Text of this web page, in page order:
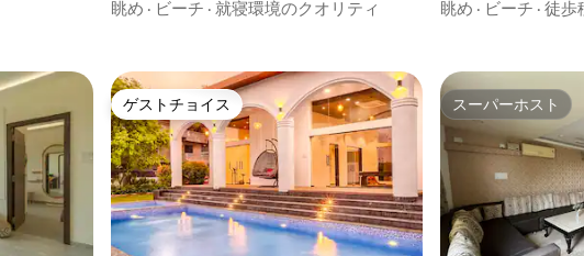
眺め · ビーチ · 就寝環境のクオリティ
の豪華なスタジオ
眺め · ビーチ · 徒歩
ゲストチョイス
ゲストチョイス スーパーホスト
スーパーホスト